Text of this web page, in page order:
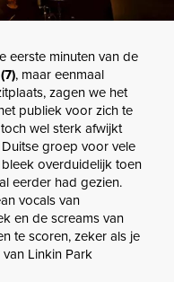
eerste minuten van de
, maar eenmaal
zagen we het
publiek voor zich te
wel sterk afwijkt
groep voor vele
overduidelijk toen
eerder had gezien.
vocals van
en de screams van
te scoren, zeker als je
van Linkin Park